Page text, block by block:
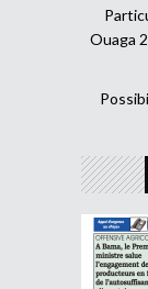
Ouaga